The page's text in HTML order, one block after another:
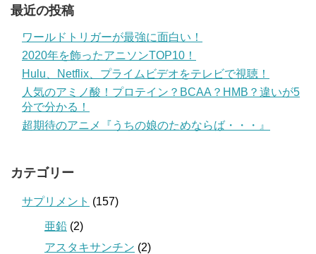
最近の投稿
ワールドトリガーが最強に面白い！
2020年を飾ったアニソンTOP10！
Hulu、Netflix、プライムビデオをテレビで視聴！
人気のアミノ酸！プロテイン？BCAA？HMB？違いが5
分で分かる！
超期待のアニメ『うちの娘のためならば・・・』
カテゴリー
サプリメント (157)
亜鉛 (2)
アスタキサンチン (2)